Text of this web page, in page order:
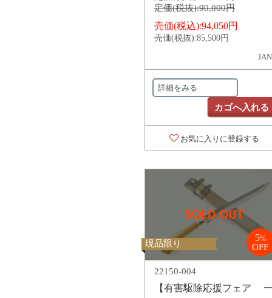
定価(税抜):90,000円
売価(税込):94,050円
売価(税抜):85,500円
詳細をみる
カゴへ入れる
お気に入りに登録する
現品限り
5%
OFF
22150-004
【有害駆除応援フェア